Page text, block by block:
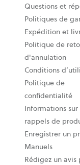
Questions et
Politiques de
Expédition et
Politique de
d'annulation
Conditions
Politique de
confidentialité
Informations sur
rappels de
Enregistrer un
Manuels
Rédigez un avis